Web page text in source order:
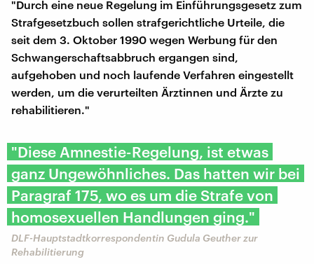
"Durch eine neue Regelung im Einführungsgesetz zum
Strafgesetzbuch sollen strafgerichtliche Urteile, die
seit dem 3. Oktober 1990 wegen Werbung für den
Schwangerschaftsabbruch ergangen sind,
aufgehoben und noch laufende Verfahren eingestellt
werden, um die verurteilten Ärztinnen und Ärzte zu
rehabilitieren."
"Diese Amnestie-Regelung, ist etwas
ganz Ungewöhnliches. Das hatten wir bei
Paragraf 175, wo es um die Strafe von
homosexuellen Handlungen ging."
DLF-Hauptstadtkorrespondentin Gudula Geuther zur
Rehabilitierung